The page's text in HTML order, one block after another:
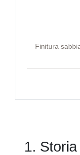
Finitura
1.